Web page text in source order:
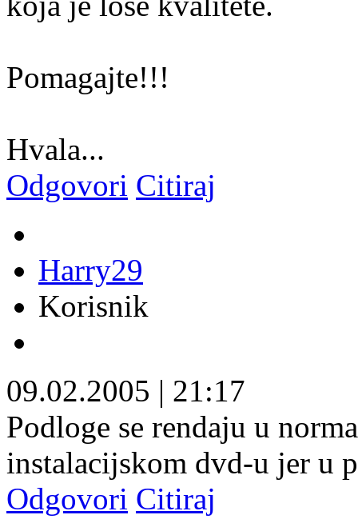
Pomagajte!!!
Hvala...
Odgovori Citiraj
Harry29
Korisnik
09.02.2005 | 21:17
Podloge se rendaju u
instalacijskom dvd-u jer u
Odgovori Citiraj